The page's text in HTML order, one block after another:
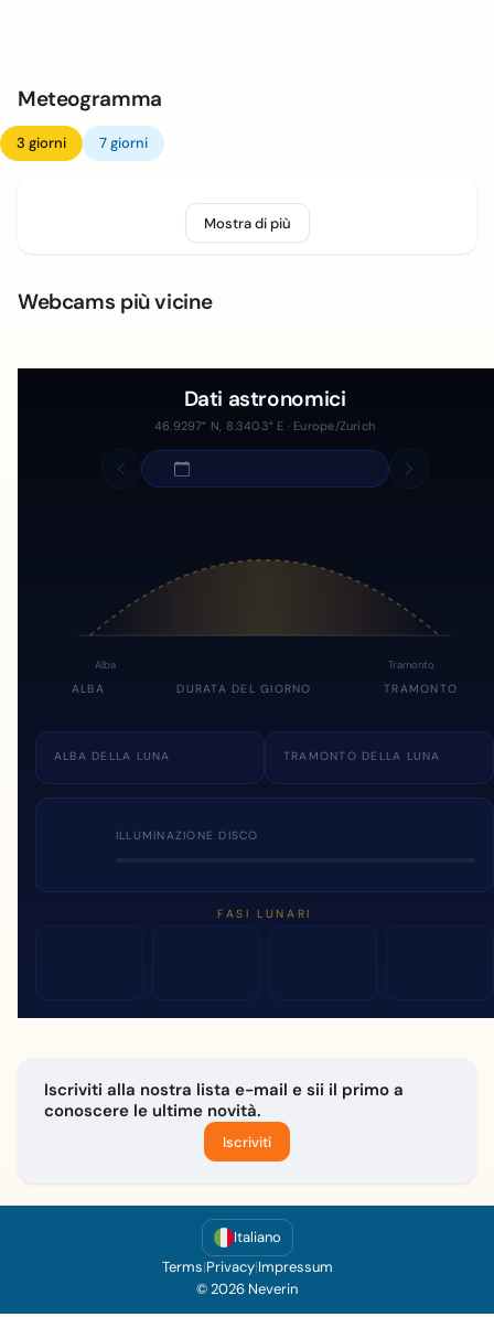
Meteogramma
3 giorni 7 giorni
Mostra di più
Webcams più vicine
Dati astronomici
46.9297° N, 8.3403° E · Europe/Zurich
Alba Tramonto
ALBA DURATA DEL GIORNO TRAMONTO
ALBA DELLA LUNA TRAMONTO DELLA LUNA
ILLUMINAZIONE DISCO
FASI LUNARI
Iscriviti alla nostra lista e-mail e sii il primo a
conoscere le ultime novità.
Iscriviti
Italiano
Terms|Privacy|Impressum
© 2026 Neverin